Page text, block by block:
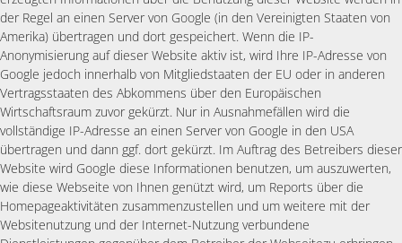
der Regel an einen Server von Google (in den Vereinigten Staaten von
Amerika) übertragen und dort gespeichert. Wenn die IP-
Anonymisierung auf dieser Website aktiv ist, wird Ihre IP-Adresse von
Google jedoch innerhalb von Mitgliedstaaten der EU oder in anderen
Vertragsstaaten des Abkommens über den Europäischen
Wirtschaftsraum zuvor gekürzt. Nur in Ausnahmefällen wird die
vollständige IP-Adresse an einen Server von Google in den USA
übertragen und dann ggf. dort gekürzt. Im Auftrag des Betreibers dieser
Website wird Google diese Informationen benutzen, um auszuwerten,
wie diese Webseite von Ihnen genützt wird, um Reports über die
Homepageaktivitäten zusammenzustellen und um weitere mit der
Websitenutzung und der Internet-Nutzung verbundene